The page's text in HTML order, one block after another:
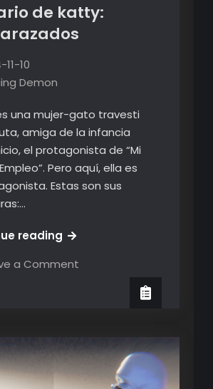
de katty:
10
Demon
una mujer-gato travesti
amiga de la infancia
el protagonista de “Mi
Pero aquí, ella es
Estas son sus
readingEl
de
a Commenton